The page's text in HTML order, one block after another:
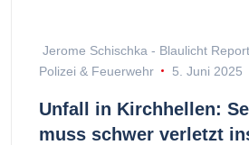
Jerome Schischka - Blaulicht
Polizei & Feuerwehr
5. Juni 2025
Unfall in Kirchhellen:
muss schwer verletzt